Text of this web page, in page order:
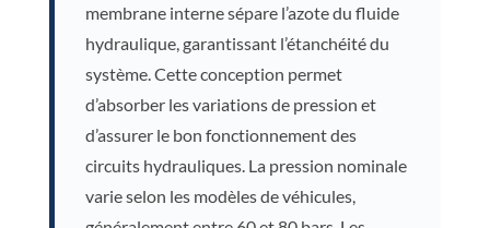
membrane interne sépare l’azote du fluide
hydraulique, garantissant l’étanchéité du
système. Cette conception permet
d’absorber les variations de pression et
d’assurer le bon fonctionnement des
circuits hydrauliques. La pression nominale
varie selon les modèles de véhicules,